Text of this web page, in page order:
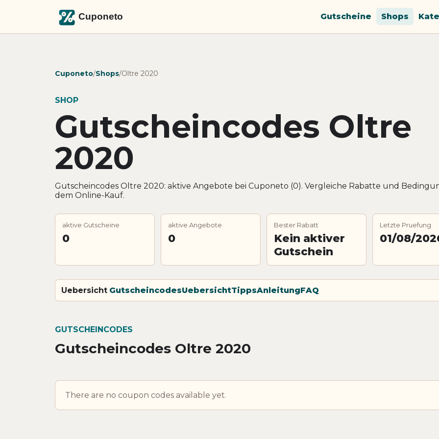
Gutscheine Shops
Cuponeto/Shops/Oltre 2020
SHOP
Gutscheincodes Oltre
2020
Gutscheincodes Oltre 2020: aktive Angebote bei Cuponeto (0). Vergleiche Rabatte und
dem Online-Kauf.
aktive Gutscheine
0
aktive Angebote
0
Bester Rabatt
Kein aktiver
Gutschein
Letzte Pruefung
01/08/
Uebersicht GutscheincodesUebersichtTippsAnleitungFAQ
GUTSCHEINCODES
Gutscheincodes Oltre 2020
There are no coupon codes available yet.